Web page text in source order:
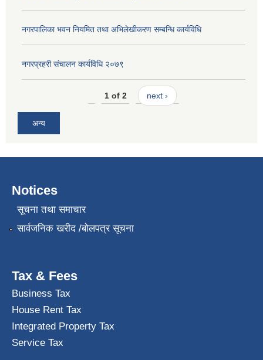
नगरपालिका भवन नियमित तथा अभिलेखीकरण सम्बन्धि कार्यविधि
नगरप्रहरी संचालन कार्यविधि २०७९
1 of 2 next ›
अन्य
Notices
सूचना तथा समाचार
सार्वजनिक खरीद /बोलपत्र सूचना
Tax & Fees
Business Tax
House Rent Tax
Integrated Property Tax
Service Tax